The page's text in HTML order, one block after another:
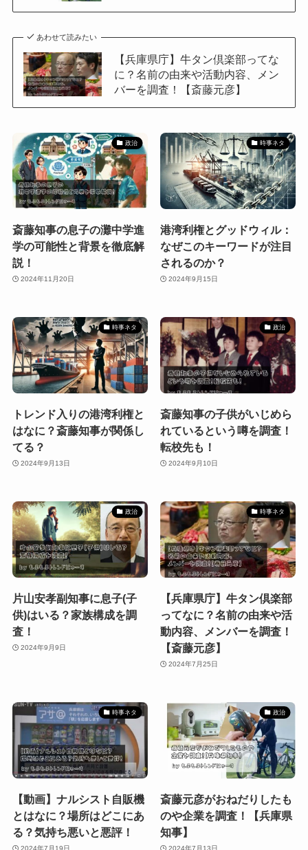
あわせて読みたい
【兵庫県庁】牛タン倶楽部ってな
に？名前の由来や活動内容、メン
バーを調査！【斎藤元彦】
政治
斎藤知事の息子の灘中学進
学の可能性と背景を徹底解
説！
2024年11月20日
時事ネタ
港湾利権とグッドウィル：
なぜこのキーワードが注目
されるのか？
2024年9月15日
時事ネタ
トレンド入りの港湾利権と
はなに？斎藤知事が関係し
てる？
2024年9月13日
政治
斎藤知事の子供がいじめら
れているという噂を調査！
転校先も！
2024年9月10日
政治
片山安孝副知事に息子(子
供)はいる？家族構成を調
査！
2024年9月9日
時事ネタ
【兵庫県庁】牛タン倶楽部
ってなに？名前の由来や活
動内容、メンバーを調査！
【斎藤元彦】
2024年7月25日
時事ネタ
【動画】ナルシスト自販機
とはなに？場所はどこにあ
る？気持ち悪いと悪評！
政治
斎藤元彦がおねだりしたも
のや企業を調査！【兵庫県
知事】